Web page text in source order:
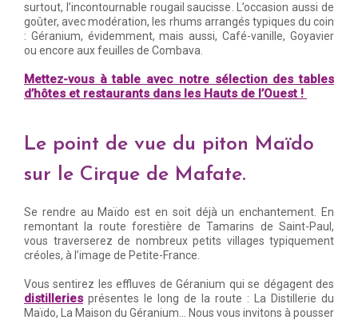
surtout, l’incontournable rougail saucisse. L’occasion aussi de
goûter, avec modération, les rhums arrangés typiques du coin
: Géranium, évidemment, mais aussi, Café-vanille, Goyavier
ou encore aux feuilles de Combava.
Mettez-vous à table avec notre sélection des tables
d’hôtes et restaurants dans les Hauts de l’Ouest !
Le point de vue du piton Maïdo
sur le Cirque de Mafate.
Se rendre au Maïdo est en soit déjà un enchantement. En
remontant la route forestière de Tamarins de Saint-Paul,
vous traverserez de nombreux petits villages typiquement
créoles, à l’image de Petite-France.
Vous sentirez les effluves de Géranium qui se dégagent des
distilleries présentes le long de la route : La Distillerie du
Maïdo, La Maison du Géranium… Nous vous invitons à pousser